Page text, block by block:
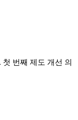
번째 제도 개선 의